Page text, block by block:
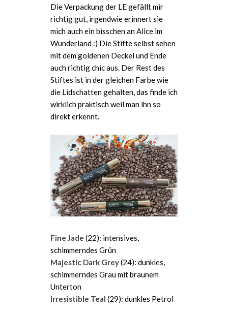
Die Verpackung der LE gefällt mir
richtig gut, irgendwie erinnert sie
mich auch ein bisschen an Alice im
Wunderland :) Die Stifte selbst sehen
mit dem goldenen Deckel und Ende
auch richtig chic aus. Der Rest des
Stiftes ist in der gleichen Farbe wie
die Lidschatten gehalten, das finde ich
wirklich praktisch weil man ihn so
direkt erkennt.
Fine Jade (22): intensives,
schimmerndes Grün
Majestic Dark Grey(24): dunkles,
schimmerndes Grau mit braunem
Unterton
Irresistible Teal (29): dunkles Petrol